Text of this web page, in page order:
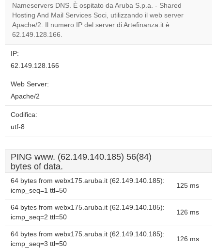
Do you
own this
website?
Nameservers DNS. È ospitato da Aruba S.p.a. - Shared
Hosting And Mail Services Soci, utilizzando il web server
Apache/2. Il numero IP del server di Artefinanza.it è
62.149.128.166.
IP:
62.149.128.166
Web Server:
Apache/2
Codifica:
utf-8
PING www. (62.149.140.185) 56(84)
bytes of data.
64 bytes from webx175.aruba.it (62.149.140.185):
icmp_seq=1 ttl=50
125 ms
64 bytes from webx175.aruba.it (62.149.140.185):
icmp_seq=2 ttl=50
126 ms
64 bytes from webx175.aruba.it (62.149.140.185):
icmp_seq=3 ttl=50
126 ms